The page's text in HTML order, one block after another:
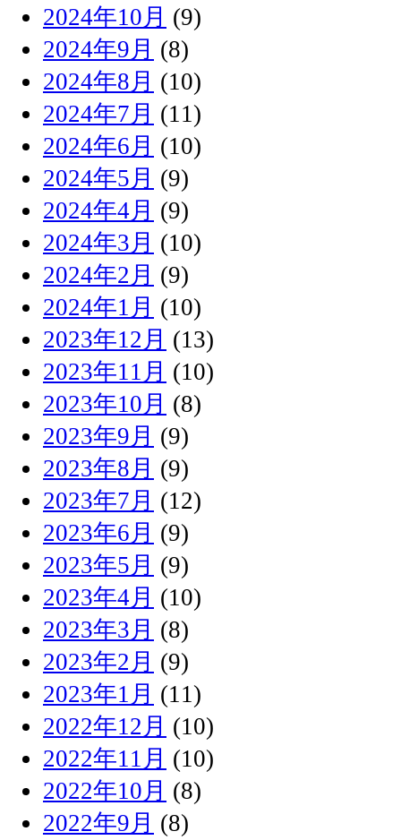
2024年10月 (9)
2024年9月 (8)
2024年8月 (10)
2024年7月 (11)
2024年6月 (10)
2024年5月 (9)
2024年4月 (9)
2024年3月 (10)
2024年2月 (9)
2024年1月 (10)
2023年12月 (13)
2023年11月 (10)
2023年10月 (8)
2023年9月 (9)
2023年8月 (9)
2023年7月 (12)
2023年6月 (9)
2023年5月 (9)
2023年4月 (10)
2023年3月 (8)
2023年2月 (9)
2023年1月 (11)
2022年12月 (10)
2022年11月 (10)
2022年10月 (8)
2022年9月 (8)